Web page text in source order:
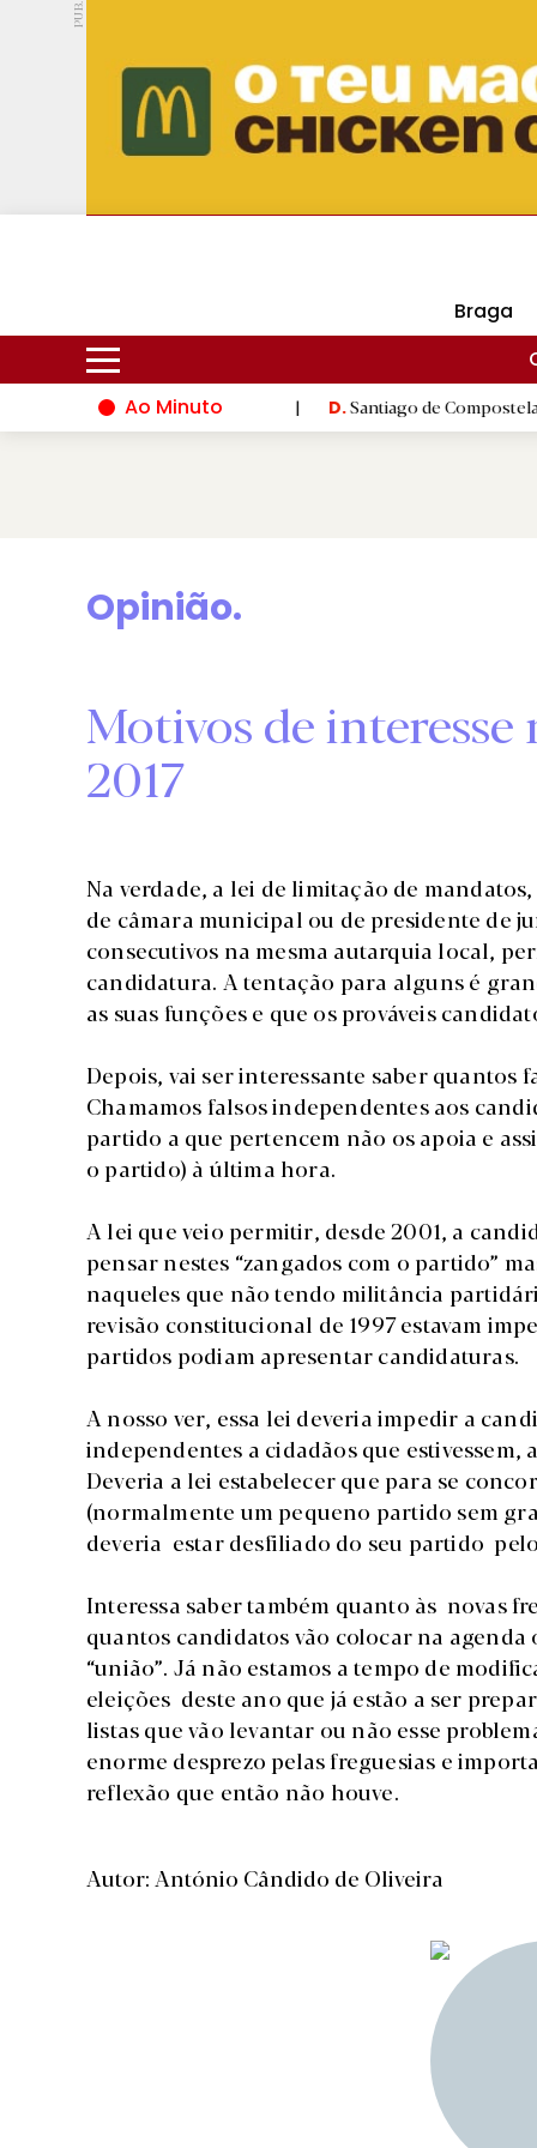
PUB.
Hoje 17ºC 28ºC DMtv
Braga
Ao Minuto
do mundo da moda | Santiago de Compostela
Opinião.
Motivos de interesse
2017
Na verdade, a lei de limitação de
de câmara municipal ou de presidente de
consecutivos na mesma autarquia local,
candidatura. A tentação para alguns é
as suas funções e que os prováveis
Depois, vai ser interessante saber quantos
Chamamos falsos independentes aos
partido a que pertencem não os apoia e
o partido) à última hora.
A lei que veio permitir, desde 2001, a
pensar nestes “zangados com o partido”
naqueles que não tendo militância
revisão constitucional de 1997 estavam
partidos podiam apresentar candidaturas.
A nosso ver, essa lei deveria impedir a
independentes a cidadãos que
Deveria a lei estabelecer que para se
(normalmente um pequeno partido sem
deveria estar desfiliado do seu partido
Interessa saber também quanto às novas
quantos candidatos vão colocar na
“união”. Já não estamos a tempo de
eleições deste ano que já estão a ser
listas que vão levantar ou não esse
enorme desprezo pelas freguesias e
reflexão que então não houve.
Autor: António Cândido de Oliveira